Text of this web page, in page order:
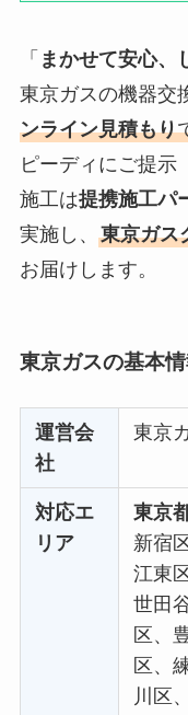
「 まかせて安心、
東京ガスの機器交
ンライン見積もり
ピーディにご提示
施工は提携施工パ
実施し、 東京ガス
お届けします。
東京ガスの基本
運営会
社
東京
対応エ
リア
東京
新宿
江東
世田
区、
区、
川区